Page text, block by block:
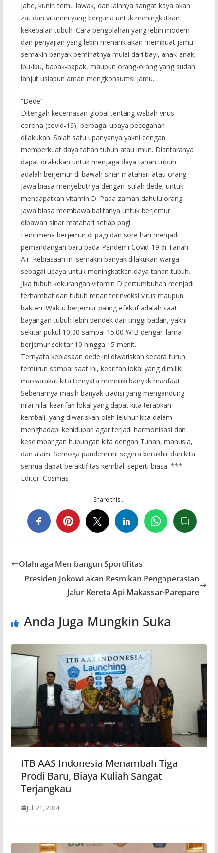
jahe, kunir, temu lawak, dan lainnya sangat kaya akan
zat dan vitamin yang berguna untuk meningkatkan
kekebalan tubuh. Cara pengolahan yang lebih modern
dan penyajian yang lebih menarik akan membuat jamu
semakin banyak peminatnya mulai dari bayi, anak-anak,
ibu-ibu, bapak-bapak, maupun orang-orang yang sudah
lanjut usiapun aman mengkonsumsi jamu.
“Dede”
Ditengah kecemasan global tentang wabah virus
corona (covid-19), berbagai upaya pecegahan
dilakukan. Salah satu upanyanya yakni dengan
memperkuat daya tahan tubuh atau imun. Diantaranya
dapat dilakukan untuk menjaga daya tahan tubuh
adalah berjemur di bawah sinar matahari atau orang
Jawa biasa menyebutnya dengan istilah dede, untuk
mendapatkan vitamin D. Pada zaman dahulu orang
jawa biasa membawa balitanya untuk berjemur
dibawah sinar matahari setiap pagi.
Fenomena berjemur di pagi dan sore hari menjadi
pemandangan baru pada Pandemi Covid-19 di Tanah
Air. Kebiasaan ini semakin banyak dilakukan warga
sebagai upaya untuk meningkatkan daya tahan tubuh.
Jika tubuh kekurangan vitamin D pertumbuhan menjadi
terhambat dan tubuh renan terinveksi virus maupun
bakteri. Waktu berjemur paling efektif adalah saat
bayangan tubuh lebih pendek dari tinggi badan, yakni
sekitar pukul 10,00 sampai 15.00 WIB dengan lama
berjemur sekitar 10 hingga 15 menit.
Ternyata kebiasaan dede ini diwariskan secara turun
temurun sampai saat ini, kearifan lokal yang dimiliki
masyarakat kita ternyata memiliki banyak manfaat.
Sebenarnya masih banyak tradisi yang mengandung
nilai-nilai kearifan lokal yang dapat kita terapkan
kembali, yang diwariskan oleh leluhur kita dalam
menghadapi kehidupan agar terjadi harmonisasi dan
keseimbangan hubungan kita dengan Tuhan, manusia,
dan alam. Semoga pandemi ini segera berakhir dan kita
semua dapat beraktifitas kembali seperti biasa. ***
Editor: Cosmas
Share this…
Olahraga Membangun Sportifitas
Presiden Jokowi akan Resmikan Pengoperasian
Jalur Kereta Api Makassar-Parepare
Anda Juga Mungkin Suka
ITB AAS Indonesia Menambah Tiga
Prodi Baru, Biaya Kuliah Sangat
Terjangkau
Juli 21, 2024